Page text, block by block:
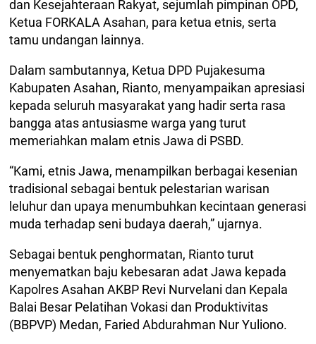
dan Kesejahteraan Rakyat, sejumlah pimpinan OPD,
Ketua FORKALA Asahan, para ketua etnis, serta
tamu undangan lainnya.
Dalam sambutannya, Ketua DPD Pujakesuma
Kabupaten Asahan, Rianto, menyampaikan apresiasi
kepada seluruh masyarakat yang hadir serta rasa
bangga atas antusiasme warga yang turut
memeriahkan malam etnis Jawa di PSBD.
“Kami, etnis Jawa, menampilkan berbagai kesenian
tradisional sebagai bentuk pelestarian warisan
leluhur dan upaya menumbuhkan kecintaan generasi
muda terhadap seni budaya daerah,” ujarnya.
Sebagai bentuk penghormatan, Rianto turut
menyematkan baju kebesaran adat Jawa kepada
Kapolres Asahan AKBP Revi Nurvelani dan Kepala
Balai Besar Pelatihan Vokasi dan Produktivitas
(BBPVP) Medan, Faried Abdurahman Nur Yuliono.